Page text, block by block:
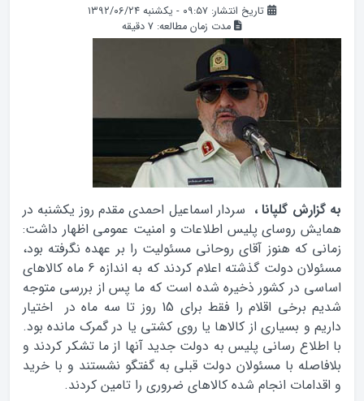
تاریخ انتشار: ۰۹:۵۷ - یکشنبه ۱۳۹۲/۰۶/۲۴
مدت زمان مطالعه: 7 دقیقه
به گزارش گلپانا ، سردار اسماعیل احمدی مقدم روز یکشنبه در
همایش روسای پلیس اطلاعات و امنیت عمومی اظهار داشت:
زمانی که هنوز آقای روحانی مسئولیت را بر عهده نگرفته بود،
مسئولان دولت گذشته اعلام کردند که به اندازه 6 ماه کالاهای
اساسی در کشور ذخیره شده است که ما پس از بررسی متوجه
شدیم برخی اقلام را فقط برای 15 روز تا سه ماه در اختیار
داریم و بسیاری از کالاها یا روی کشتی یا در گمرک مانده بود.
با اطلاع رسانی پلیس به دولت جدید آنها از ما تشکر کردند و
بلافاصله با مسئولان دولت قبلی به گفتگو نشستند و با خرید
و اقدامات انجام شده کالاهای ضروری را تامین کردند.